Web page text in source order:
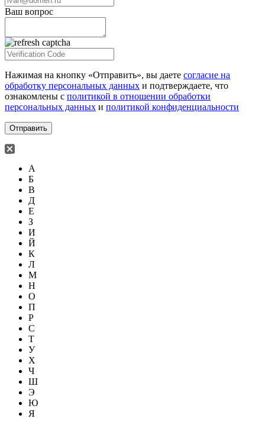
Ваш вопрос
Нажимая на кнопку «Отправить», вы даете согласие на
обработку персональных данных и подтверждаете, что
ознакомлены с политикой в отношении обработки
персональных данных и политикой конфиденциальности
А
Б
В
Д
Е
З
И
Й
К
Л
М
Н
О
П
Р
С
Т
У
Х
Ч
Ш
Э
Ю
Я